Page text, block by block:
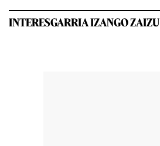
INTERESGARRIA IZANGO ZAIZU